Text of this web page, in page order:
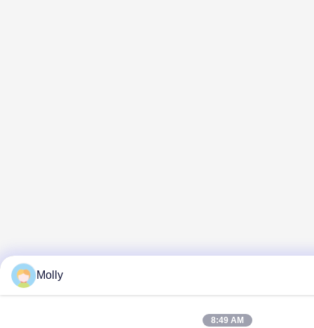
Molly
8:49 AM